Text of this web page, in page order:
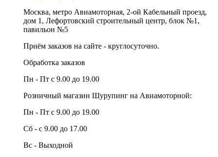
Москва, метро Авиамоторная, 2-ой Кабельный проезд,
дом 1, Лефортовский строительный центр, блок №1,
павильон №5
Приём заказов на сайте - круглосуточно.
Обработка заказов
Пн - Пт с 9.00 до 19.00
Розничный магазин Шурупинг на Авиамоторной:
Пн - Пт с 9.00 до 19.00
Сб - с 9.00 до 17.00
Вс - Выходной